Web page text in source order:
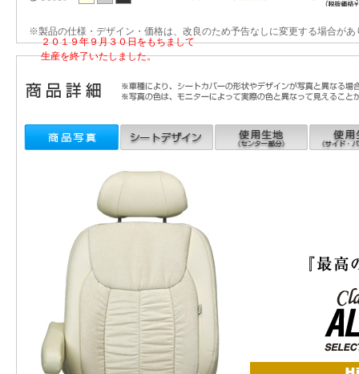
２０１９年９月３０日をもちまして
生産を終了いたしました。
※製品の仕様・デザイン・価格は、改良のため予告なしに変更する場合があ